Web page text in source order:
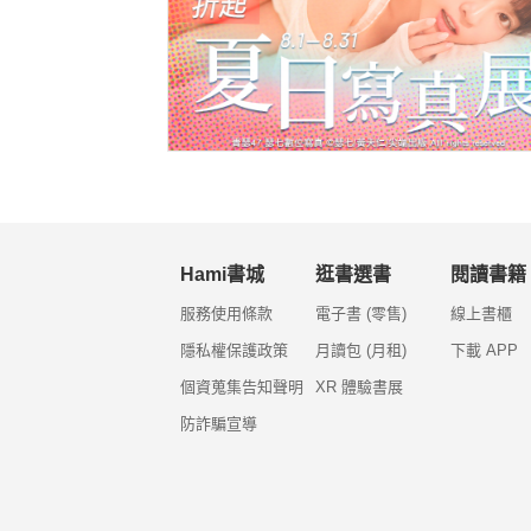
Hami書城
服務使用條款
隱私權保護政策
個資蒐集告知聲明
防詐騙宣導
逛書選書
電子書 (零售)
月讀包 (月租)
XR 體驗書展
閱讀書籍
線上書櫃
下載 APP